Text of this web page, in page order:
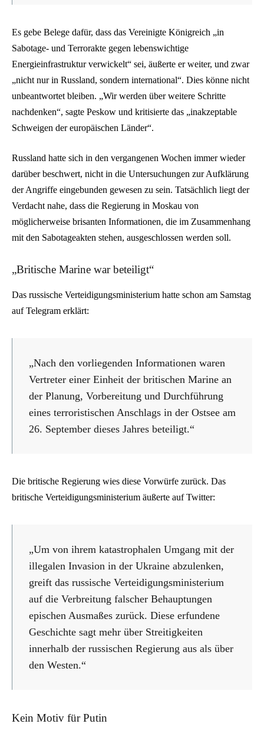
Es gebe Belege dafür, dass das Vereinigte Königreich „in
Sabotage- und Terrorakte gegen lebenswichtige
Energieinfrastruktur verwickelt“ sei, äußerte er weiter, und zwar
„nicht nur in Russland, sondern international“. Dies könne nicht
unbeantwortet bleiben. „Wir werden über weitere Schritte
nachdenken“, sagte Peskow und kritisierte das „inakzeptable
Schweigen der europäischen Länder“.
Russland hatte sich in den vergangenen Wochen immer wieder
darüber beschwert, nicht in die Untersuchungen zur Aufklärung
der Angriffe eingebunden gewesen zu sein. Tatsächlich liegt der
Verdacht nahe, dass die Regierung in Moskau von
möglicherweise brisanten Informationen, die im Zusammenhang
mit den Sabotageakten stehen, ausgeschlossen werden soll.
„Britische Marine war beteiligt“
Das russische Verteidigungsministerium hatte schon am Samstag
auf Telegram erklärt:
„Nach den vorliegenden Informationen waren
Vertreter einer Einheit der britischen Marine an
der Planung, Vorbereitung und Durchführung
eines terroristischen Anschlags in der Ostsee am
26. September dieses Jahres beteiligt.“
Die britische Regierung wies diese Vorwürfe zurück. Das
britische Verteidigungsministerium äußerte auf Twitter:
„Um von ihrem katastrophalen Umgang mit der
illegalen Invasion in der Ukraine abzulenken,
greift das russische Verteidigungsministerium
auf die Verbreitung falscher Behauptungen
epischen Ausmaßes zurück. Diese erfundene
Geschichte sagt mehr über Streitigkeiten
innerhalb der russischen Regierung aus als über
den Westen.“
Kein Motiv für Putin